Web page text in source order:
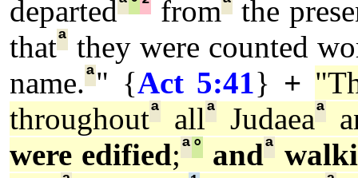
departed
from the
thatª they were counted
name.ª" {Act 5:41} +
throughoutª allª Judaeaª
were edified;ª° andª